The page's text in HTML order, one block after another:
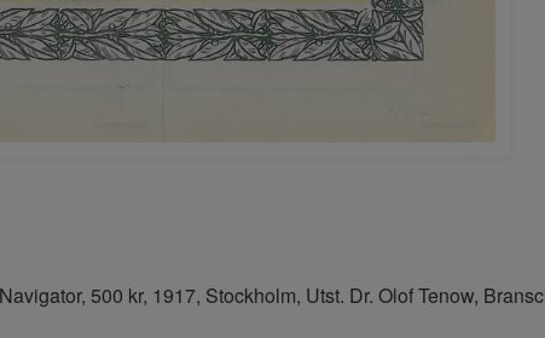
500 kr, 1917, Stockholm, Utst. Dr. Olof Tenow,